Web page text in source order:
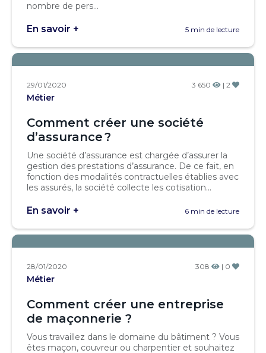
nombre de pers...
En savoir + 5 min de lecture
29/01/2020 3 650 | 2
Métier
Comment créer une société
d’assurance ?
Une société d’assurance est chargée d’assurer la
gestion des prestations d’assurance. De ce fait, en
fonction des modalités contractuelles établies avec
les assurés, la société collecte les cotisation...
En savoir + 6 min de lecture
28/01/2020 308 | 0
Métier
Comment créer une entreprise
de maçonnerie ?
Vous travaillez dans le domaine du bâtiment ? Vous
êtes maçon, couvreur ou charpentier et souhaitez